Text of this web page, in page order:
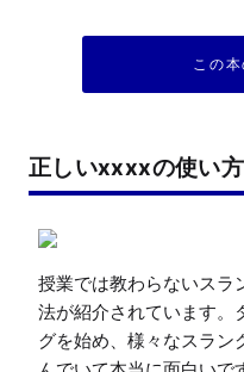
この
正しいxxxxの使い方
授業では教わらないスラ
法が紹介されています。
グを始め、様々なスラン